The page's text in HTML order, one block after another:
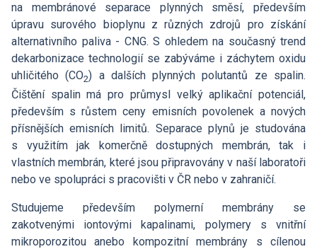
na membránové separace plynných směsí, především
úpravu surového bioplynu z různých zdrojů pro získání
alternativního paliva - CNG. S ohledem na současný trend
dekarbonizace technologií se zabýváme i záchytem oxidu
uhličitého (CO2) a dalších plynných polutantů ze spalin.
Čištění spalin má pro průmysl velký aplikační potenciál,
především s růstem ceny emisních povolenek a nových
přísnějších emisních limitů. Separace plynů je studována
s využitím jak komerčně dostupných membrán, tak i
vlastních membrán, které jsou připravovány v naší laboratoři
nebo ve spolupráci s pracovišti v ČR nebo v zahraničí.
Studujeme především polymerní membrány se
zakotvenými iontovými kapalinami, polymery s vnitřní
mikroporozitou anebo kompozitní membrány s cílenou